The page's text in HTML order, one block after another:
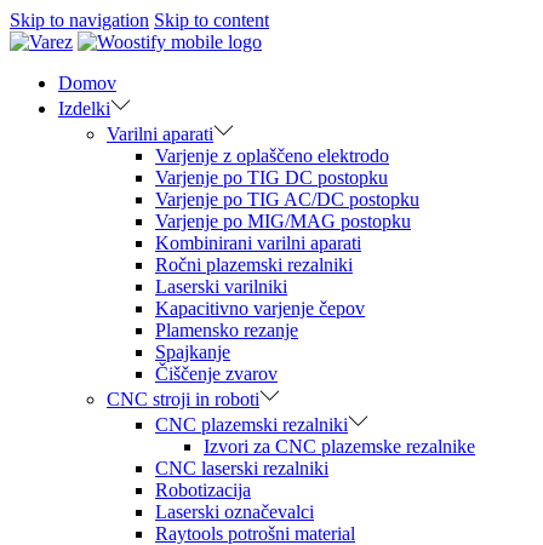
Skip to navigation Skip to content
Domov
Izdelki
Varilni aparati
Varjenje z oplaščeno elektrodo
Varjenje po TIG DC postopku
Varjenje po TIG AC/DC postopku
Varjenje po MIG/MAG postopku
Kombinirani varilni aparati
Ročni plazemski rezalniki
Laserski varilniki
Kapacitivno varjenje čepov
Plamensko rezanje
Spajkanje
Čiščenje zvarov
CNC stroji in roboti
CNC plazemski rezalniki
Izvori za CNC plazemske rezalnike
CNC laserski rezalniki
Robotizacija
Laserski označevalci
Raytools potrošni material